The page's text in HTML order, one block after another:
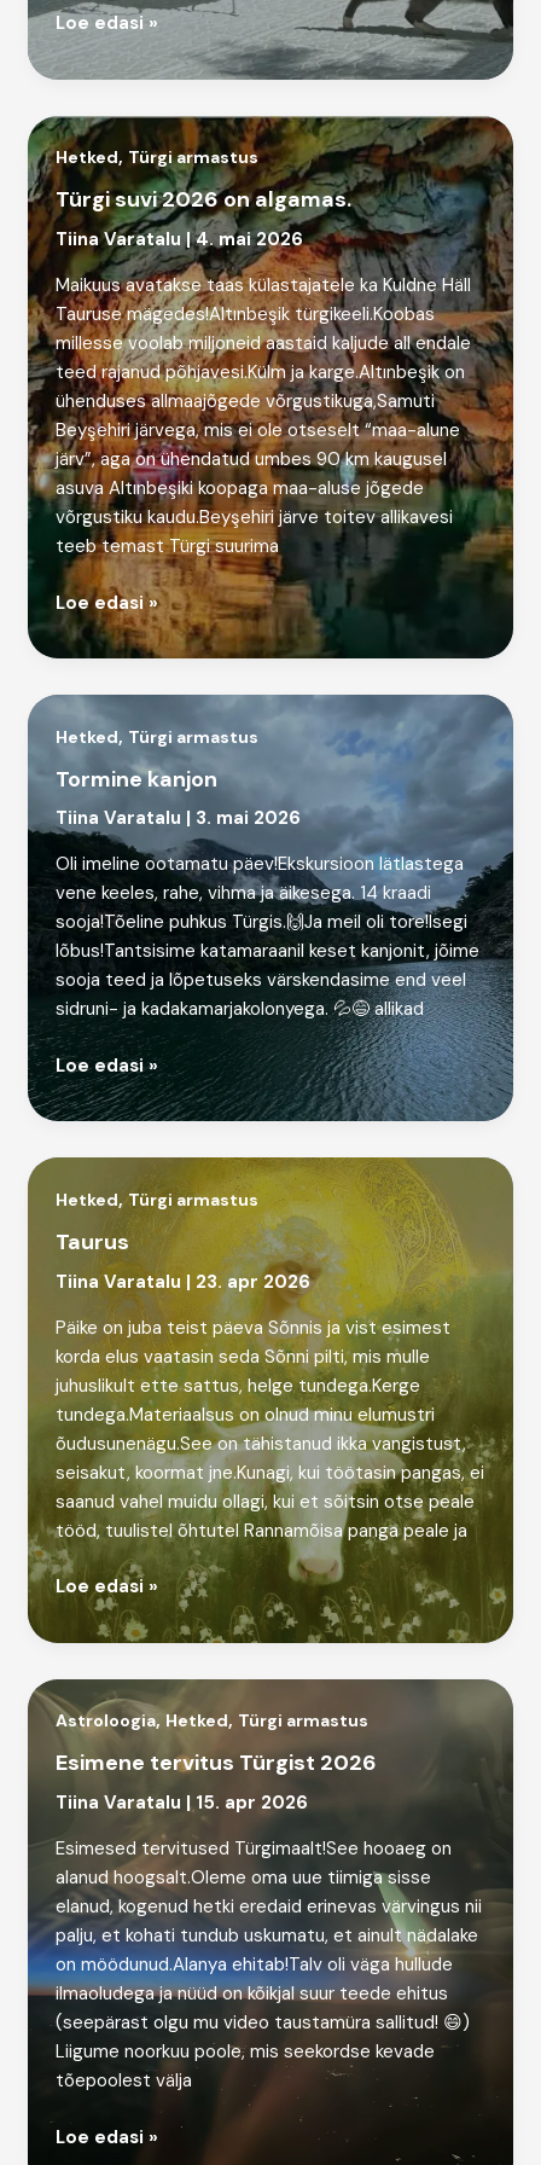
Kassid
Loe edasi »
Hetked,Türgi armastus
Türgi suvi 2026 on algamas.
Tiina Varatalu|4. mai 2026
Maikuus avatakse taas külastajatele ka Kuldne Häll
Tauruse mägedes!Altınbeşik türgikeeli.Koobas
millesse voolab miljoneid aastaid kaljude all endale
teed rajanud põhjavesi.Külm ja karge.Altınbeşik on
ühenduses allmaajõgede võrgustikuga,Samuti
Beyşehiri järvega, mis ei ole otseselt “maa-alune
järv”, aga on ühendatud umbes 90 km kaugusel
asuva Altınbeşiki koopaga maa-aluse jõgede
võrgustiku kaudu.Beyşehiri järve toitev allikavesi
teeb temast Türgi suurima
Türgi
suvi
2026
algamas.
Loe edasi »
Hetked, Türgi armastus
Tormine kanjon
Tiina Varatalu | 3. mai 2026
Oli imeline ootamatu päev!Ekskursioon lätlastega
vene keeles, rahe, vihma ja äikesega. 14 kraadi
sooja!Tõeline puhkus Türgis.🙌Ja meil oli tore!Isegi
lõbus!Tantsisime katamaraanil keset kanjonit, jõime
sooja teed ja lõpetuseks värskendasime end veel
sidruni- ja kadakamarjakolonyega. 💦😅 allikad
Tormine
kanjon
Loe edasi »
Hetked,Türgi armastus
Taurus
Tiina Varatalu | 23. apr 2026
Päike on juba teist päeva Sõnnis ja vist esimest
korda elus vaatasin seda Sõnni pilti, mis mulle
juhuslikult ette sattus, helge tundega.Kerge
tundega.Materiaalsus on olnud minu elumustri
õudusunenägu.See on tähistanud ikka vangistust,
seisakut, koormat jne.Kunagi, kui töötasin pangas, ei
saanud vahel muidu ollagi, kui et sõitsin otse peale
tööd, tuulistel õhtutel Rannamõisa panga peale ja
Taurus
Loe edasi »
Astroloogia, Hetked, Türgi armastus
Esimene tervitus Türgist 2026
Tiina Varatalu | 15. apr 2026
Esimesed tervitused Türgimaalt!See hooaeg on
alanud hoogsalt.Oleme oma uue tiimiga sisse
elanud, kogenud hetki eredaid erinevas värvingus nii
palju, et kohati tundub uskumatu, et ainult nädalake
on möödunud.Alanya ehitab!Talv oli väga hullude
ilmaoludega ja nüüd on kõikjal suur teede ehitus
(seepärast olgu mu video taustamüra sallitud! 😄)
Liigume noorkuu poole, mis seekordse kevade
tõepoolest välja
Esimene
Loe edasi »